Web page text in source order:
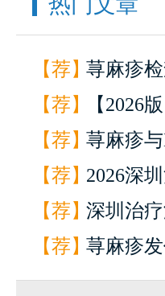
【荐】荨麻疹
吗？指
【荐】
【2026
院皮肤
（附专
【荐】荨麻疹
【荐】2026深
肤科专
第一
【荐】深圳治
权威推
【荐】荨麻疹
系？